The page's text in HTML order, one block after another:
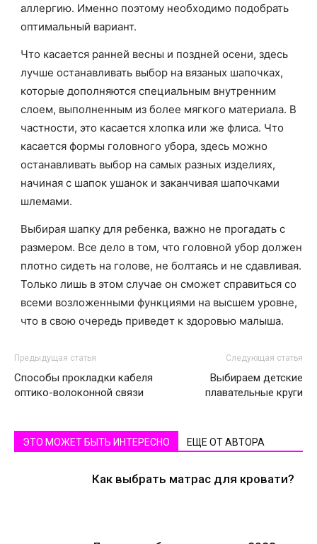
аллергию. Именно поэтому необходимо подобрать
оптимальный вариант.
Что касается ранней весны и поздней осени, здесь
лучше останавливать выбор на вязаных шапочках,
которые дополняются специальным внутренним
слоем, выполненным из более мягкого материала. В
частности, это касается хлопка или же флиса. Что
касается формы головного убора, здесь можно
останавливать выбор на самых разных изделиях,
начиная с шапок ушанок и заканчивая шапочками
шлемами.
Выбирая шапку для ребенка, важно не прогадать с
размером. Все дело в том, что головной убор должен
плотно сидеть на голове, не болтаясь и не сдавливая.
Только лишь в этом случае он сможет справиться со
всеми возложенными функциями на высшем уровне,
что в свою очередь приведет к здоровью малыша.
Предыдущая статья
Способы прокладки кабеля
оптико-волоконной связи
Следующая статья
Выбираем детские
плавательные круги
ЭТО МОЖЕТ БЫТЬ ИНТЕРЕСНО ЕЩЕ ОТ АВТОРА
Как выбрать матрас для кровати?